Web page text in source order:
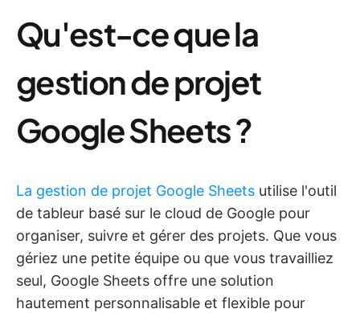
Qu'est-ce que la
gestion de projet
Google Sheets ?
La gestion de projet Google Sheets utilise l'outil
de tableur basé sur le cloud de Google pour
organiser, suivre et gérer des projets. Que vous
gériez une petite équipe ou que vous travailliez
seul, Google Sheets offre une solution
hautement personnalisable et flexible pour